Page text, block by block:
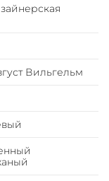
Вильгельм